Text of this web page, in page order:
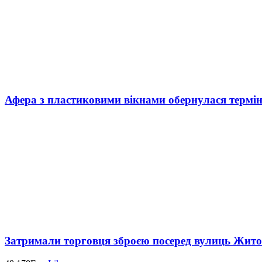
Афера з пластиковими вікнами обернулася
Затримали торговця зброєю посеред вулиць